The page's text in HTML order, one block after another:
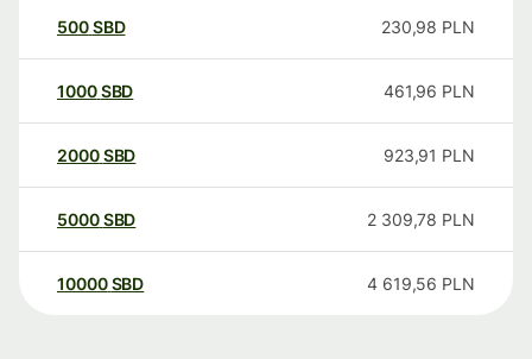
500SBD 230,98 PLN
1000SBD 461,96 PLN
2000SBD 923,91 PLN
5000SBD 2 309,78 PLN
10000 SBD 4 619,56 PLN